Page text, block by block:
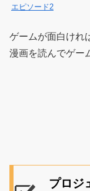
エピソード2
ゲームが面白けれ
漫画を読んでゲー
プロジ